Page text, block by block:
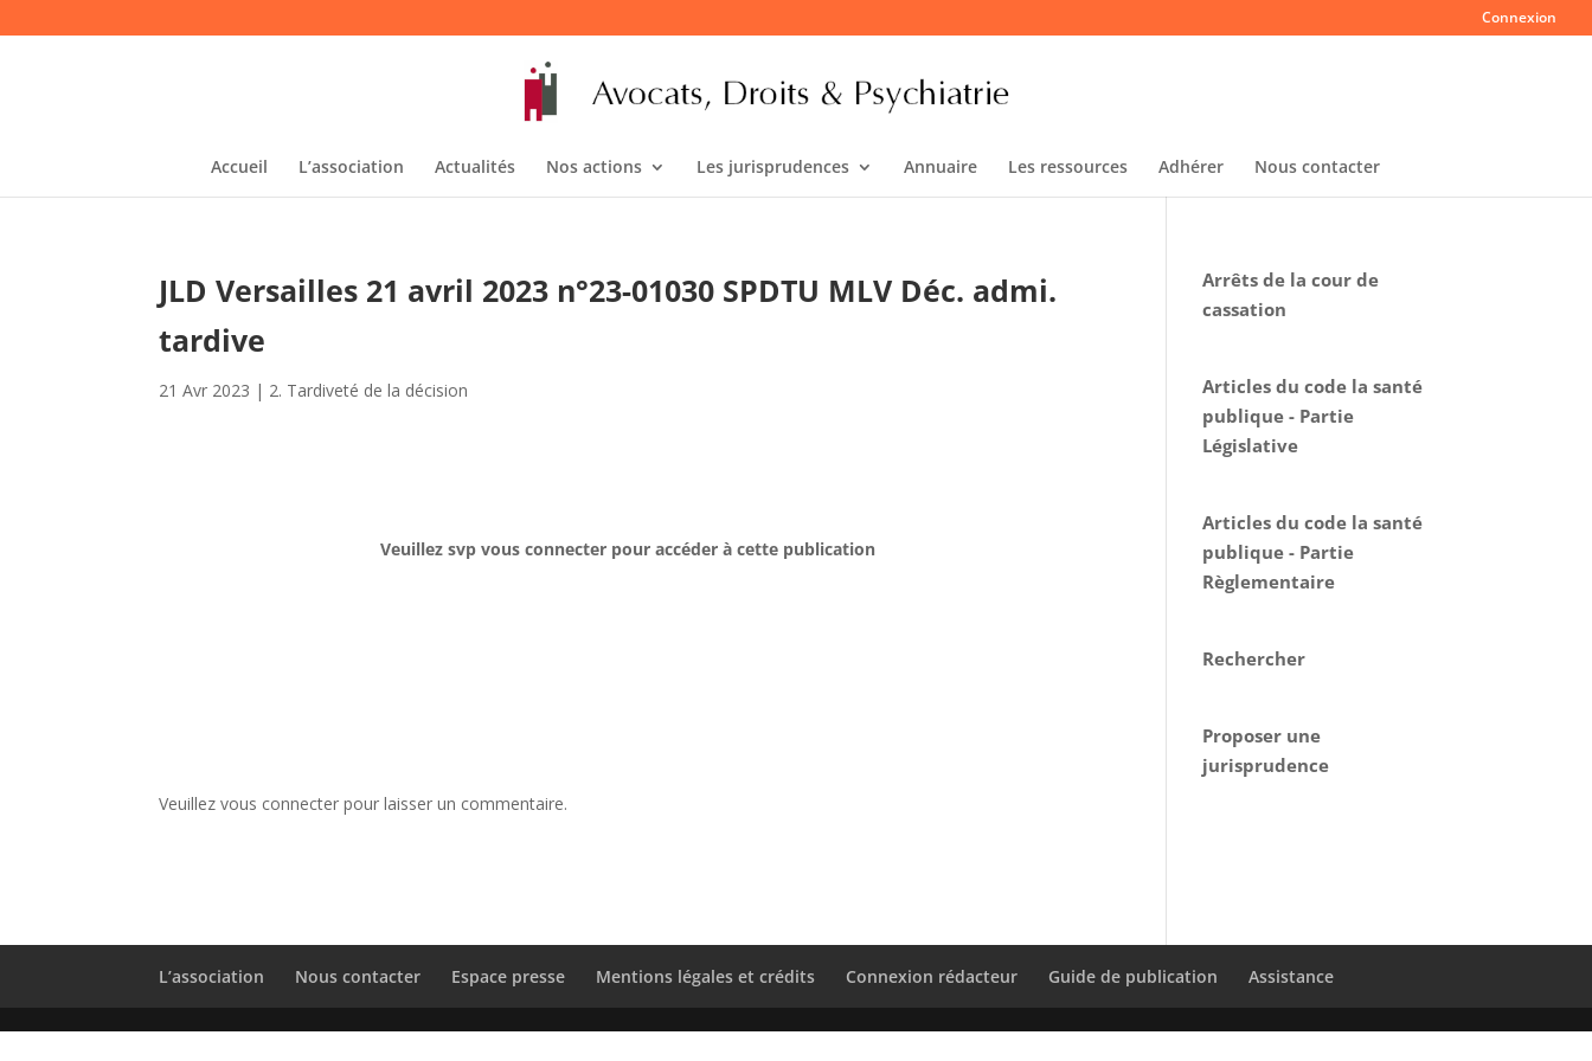
Connexion
Accueil L’association Actualités Nos actions Les jurisprudences Annuaire Les ressources Adhérer Nous contacter
JLD Versailles 21 avril 2023 n°23-01030 SPDTU MLV Déc. admi.
tardive
21 Avr 2023 | 2. Tardiveté de la décision
Veuillez svp vous connecter pour accéder à cette publication
Veuillez vous connecter pour laisser un commentaire.
Arrêts de la cour de
cassation
Articles du code la santé
publique - Partie
Législative
Articles du code la santé
publique - Partie
Règlementaire
Rechercher
Proposer une
jurisprudence
L’association Nous contacter Espace presse Mentions légales et crédits Connexion rédacteur Guide de publication Assistance